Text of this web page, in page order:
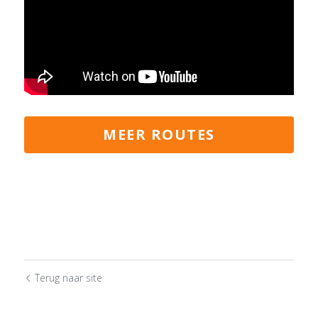
MEER ROUTES
Terug naar site